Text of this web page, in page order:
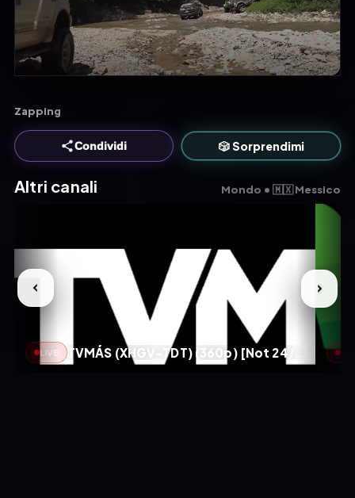
Zapping
Condividi 🎲 Sorprendimi
Altri canali Mondo • 🇲🇽 Messico
LIVE